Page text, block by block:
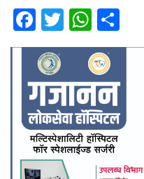
Fa
ce
b
o
ok
T
wi
er
W
h
at
sA
p
p
ar